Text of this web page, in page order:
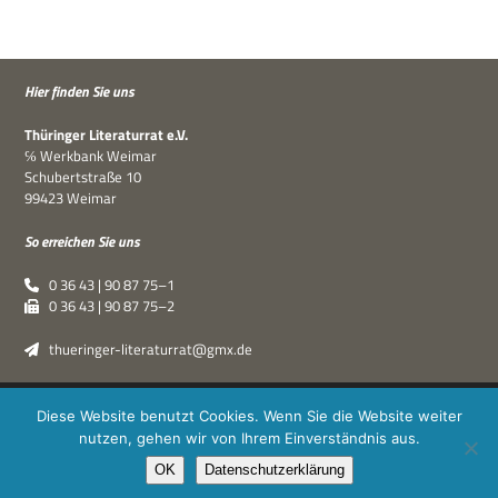
Hier fin­den Sie uns
Thü­rin­ger Lite­ra­tur­rat e.V.
℅ Werk­bank Weimar
Schu­bert­straße 10
99423 Weimar
So errei­chen Sie uns
0 36 43 | 90 87 75–1
0 36 43 | 90 87 75–2
thueringer-literaturrat@gmx.de
Thüringer Literaturrat e.V. | © 2019–2026 ·XPDT : Marken &
Kommunikation|Impressum·Datenschutz
Diese Website benutzt Cookies. Wenn Sie die Website weiter
nutzen, gehen wir von Ihrem Einverständnis aus.
OK Datenschutzerklärung